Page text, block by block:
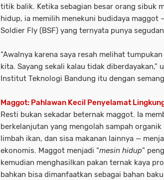
titik balik. Ketika sebagian besar orang sibuk
hidup, ia memilih menekuni budidaya maggot
Soldier Fly (BSF) yang ternyata punya
“Awalnya karena saya resah melihat
kita. Sayang sekali kalau tidak diberdayakan,”
Institut Teknologi Bandung itu dengan
Maggot: Pahlawan Kecil Penyelamat
Resti bukan sekadar beternak maggot. Ia
berkelanjutan yang mengolah sampah
limbah ikan, dan sisa makanan lainnya —
ekonomis. Maggot menjadi “mesin hidup”
kemudian menghasilkan pakan ternak kaya
bahkan bisa dimanfaatkan sebagai bahan